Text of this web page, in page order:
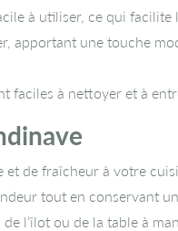
à utiliser, ce qui facilite
apportant une touche
faciles à nettoyer et à
de fraîcheur à votre
tout en conservant
l’îlot ou de la table à